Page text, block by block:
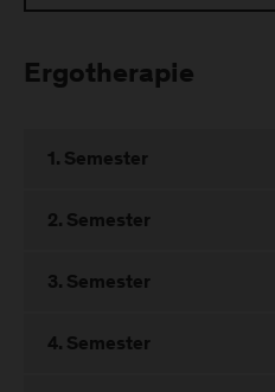
Ergotherapie
1. Semester
2. Semester
3. Semester
4. Semester